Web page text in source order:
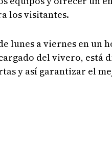
los visitantes.
lunes a viernes en un
del vivero, está
y así garantizar el